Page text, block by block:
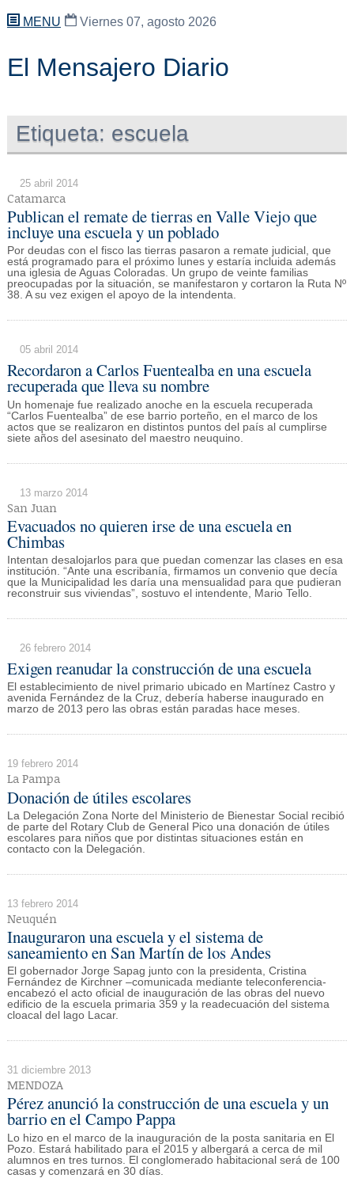
MENU Viernes 07, agosto 2026
El Mensajero Diario
Etiqueta: escuela
25 abril 2014
Catamarca
Publican el remate de tierras en Valle Viejo que
incluye una escuela y un poblado
Por deudas con el fisco las tierras pasaron a remate judicial, que
está programado para el próximo lunes y estaría incluida además
una iglesia de Aguas Coloradas. Un grupo de veinte familias
preocupadas por la situación, se manifestaron y cortaron la Ruta Nº
38. A su vez exigen el apoyo de la intendenta.
05 abril 2014
Recordaron a Carlos Fuentealba en una escuela
recuperada que lleva su nombre
Un homenaje fue realizado anoche en la escuela recuperada
“Carlos Fuentealba” de ese barrio porteño, en el marco de los
actos que se realizaron en distintos puntos del país al cumplirse
siete años del asesinato del maestro neuquino.
13 marzo 2014
San Juan
Evacuados no quieren irse de una escuela en
Chimbas
Intentan desalojarlos para que puedan comenzar las clases en esa
institución. “Ante una escribanía, firmamos un convenio que decía
que la Municipalidad les daría una mensualidad para que pudieran
reconstruir sus viviendas”, sostuvo el intendente, Mario Tello.
26 febrero 2014
Exigen reanudar la construcción de una escuela
El establecimiento de nivel primario ubicado en Martínez Castro y
avenida Fernández de la Cruz, debería haberse inaugurado en
marzo de 2013 pero las obras están paradas hace meses.
19 febrero 2014
La Pampa
Donación de útiles escolares
La Delegación Zona Norte del Ministerio de Bienestar Social recibió
de parte del Rotary Club de General Pico una donación de útiles
escolares para niños que por distintas situaciones están en
contacto con la Delegación.
13 febrero 2014
Neuquén
Inauguraron una escuela y el sistema de
saneamiento en San Martín de los Andes
El gobernador Jorge Sapag junto con la presidenta, Cristina
Fernández de Kirchner –comunicada mediante teleconferencia-
encabezó el acto oficial de inauguración de las obras del nuevo
edificio de la escuela primaria 359 y la readecuación del sistema
cloacal del lago Lacar.
31 diciembre 2013
MENDOZA
Pérez anunció la construcción de una escuela y un
barrio en el Campo Pappa
Lo hizo en el marco de la inauguración de la posta sanitaria en El
Pozo. Estará habilitado para el 2015 y albergará a cerca de mil
alumnos en tres turnos. El conglomerado habitacional será de 100
casas y comenzará en 30 días.